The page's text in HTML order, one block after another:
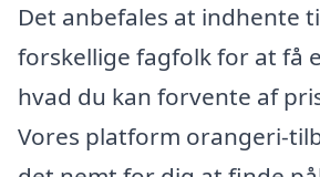
Det anbefales at indhente
forskellige fagfolk for at få
hvad du kan forvente af
Vores platform orangeri-